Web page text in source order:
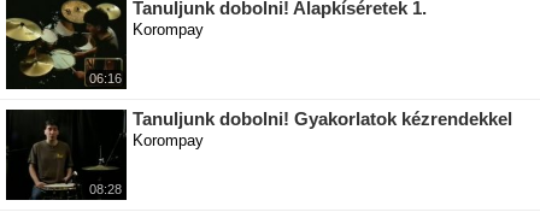
06:16
Tanuljunk dobolni! Alapkíséretek 1.
Korompay
08:28
Tanuljunk dobolni! Gyakorlatok kézrendekkel
Korompay